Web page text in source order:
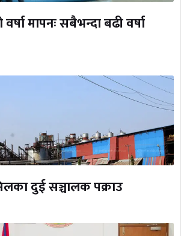
मापनः सबैभन्दा बढी वर्षा
दुई सञ्चालक पक्राउ